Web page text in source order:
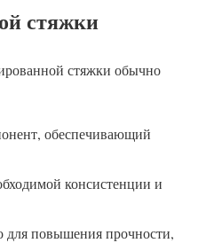
стяжки
стяжки обычно
обеспечивающий
консистенции и
повышения прочности,